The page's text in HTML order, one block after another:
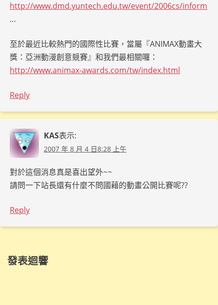
http://www.dmd.yuntech.edu.tw/event/2006cs/inform
…
至於最近比較熱門的國際性比賽，當屬『ANIMAX動畫大
獎：亞洲動漫創意競賽』和我們最相關囉：
http://www.animax-awards.com/tw/index.html
Reply
KAS表示:
2007 年 8 月 4 日8:28 上午
對於這個消息真是喜出望外~~
請問一下站長還有什麼不問國藉的動畫公開比賽呢??
Reply
發表迴響